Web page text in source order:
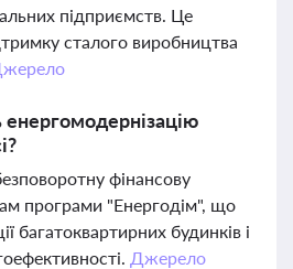
підприємств. Це
сталого виробництва
фінансову
програми "Енергодім", що
багатоквартирних будинків і
Джерело